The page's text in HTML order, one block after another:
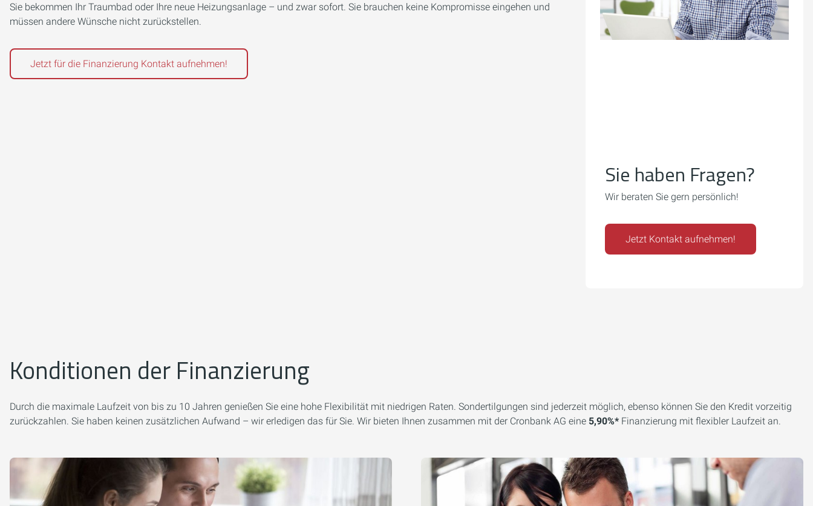
Sie bekommen Ihr Traumbad oder Ihre neue Heizungsanlage – und zwar sofort. Sie brauchen keine Kompromisse eingehen und
müssen andere Wünsche nicht zurückstellen.
Jetzt für die Finanzierung Kontakt aufnehmen!
Sie haben Fragen?
Wir beraten Sie gern persönlich!
Jetzt Kontakt aufnehmen!
Konditionen der Finanzierung
Durch die maximale Laufzeit von bis zu 10 Jahren genießen Sie eine hohe Flexibilität mit niedrigen Raten. Sondertilgungen sind jederzeit möglich, ebenso können Sie den Kredit vorzeitig
zurückzahlen. Sie haben keinen zusätzlichen Aufwand – wir erledigen das für Sie. Wir bieten Ihnen zusammen mit der Cronbank AG eine 5,90%* Finanzierung mit flexibler Laufzeit an.